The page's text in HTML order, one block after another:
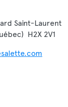
Saint-Laurent
H2X 2V1